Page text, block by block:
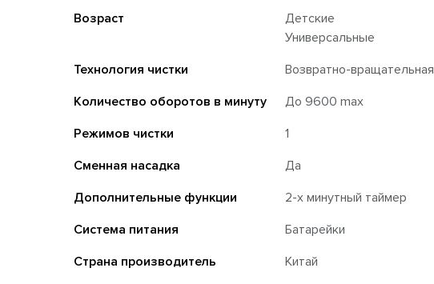
Возраст
Детские
Универсальные
Технология чистки
Возвратно-вращательная
Количество оборотов в минуту
До 9600 max
Режимов чистки
1
Сменная насадка
Да
Дополнительные функции
2-х минутный таймер
Система питания
Батарейки
Страна производитель
Китай